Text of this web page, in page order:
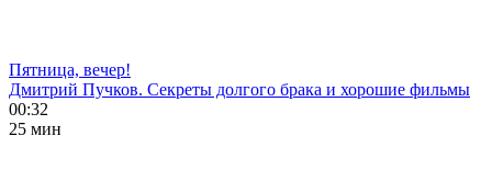
Пятница, вечер!
Дмитрий Пучков. Секреты долгого брака и хорошие фильмы
00:32
25 мин